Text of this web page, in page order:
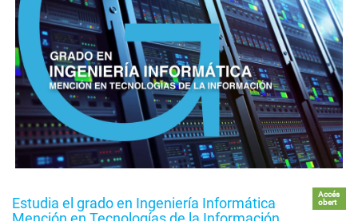
Estudia el grado en Ingeniería Informática
Accés
obert